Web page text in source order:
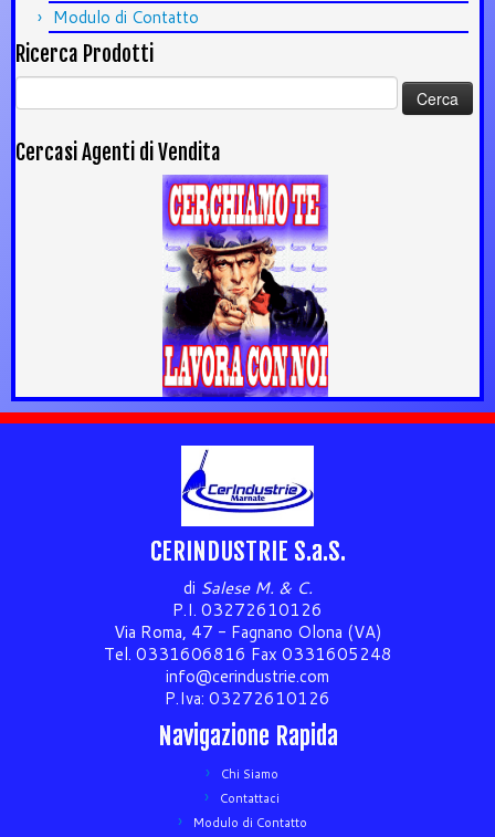
Modulo di Contatto
Ricerca Prodotti
Ricerca
per:
Cercasi Agenti di Vendita
CERINDUSTRIE S.a.S.
di Salese M. & C.
P.I. 03272610126
Via Roma, 47 - Fagnano Olona (VA)
Tel. 0331606816 Fax 0331605248
info@cerindustrie.com
P.Iva: 03272610126
Navigazione Rapida
Chi Siamo
Contattaci
Modulo di Contatto